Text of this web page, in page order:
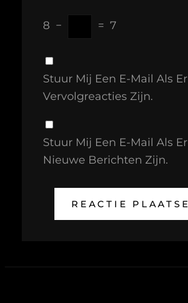
8 − = 7
Stuur Mij Een E-Mail Als Er
Vervolgreacties Zijn.
Stuur Mij Een E-Mail Als Er
Nieuwe Berichten Zijn.